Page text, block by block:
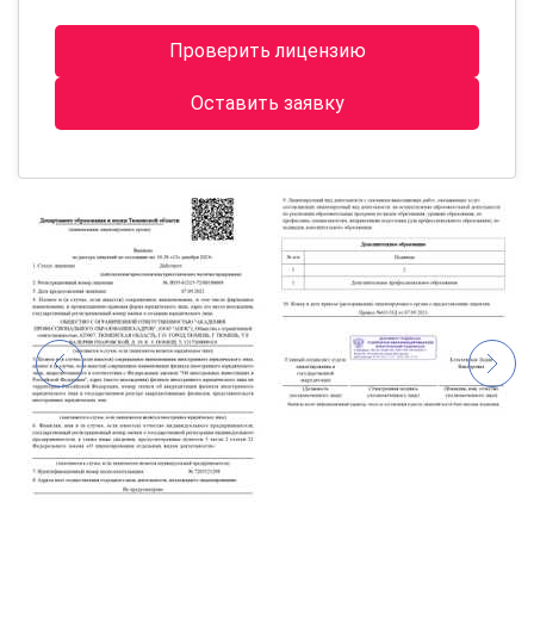
Проверить лицензию
Оставить заявку